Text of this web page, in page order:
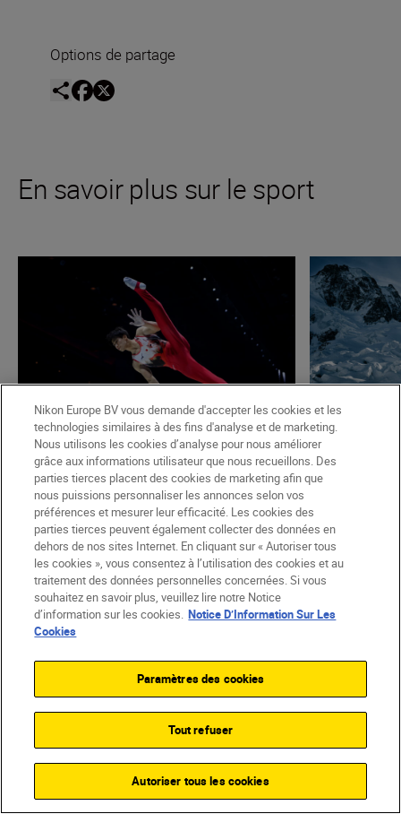
Options de partage
En savoir plus sur le sport
Nikon Team • 7 min de lecture
Sport et action
Vous voulez devenir
photographe sportif ?
EN SAVOIR PLUS
Aurelie
•
•
Aurélie
de
des
EN
En savoir plus sur le sport
et l’action
Nikon Europe BV vous demande d'accepter les cookies et les
technologies similaires à des fins d'analyse et de marketing.
Nous utilisons les cookies d’analyse pour nous améliorer
grâce aux informations utilisateur que nous recueillons. Des
parties tierces placent des cookies de marketing afin que
nous puissions personnaliser les annonces selon vos
préférences et mesurer leur efficacité. Les cookies des
parties tierces peuvent également collecter des données en
dehors de nos sites Internet. En cliquant sur « Autoriser tous
les cookies », vous consentez à l’utilisation des cookies et au
traitement des données personnelles concernées. Si vous
souhaitez en savoir plus, veuillez lire notre Notice
d’information sur les cookies. Notice D’Information Sur Les
Cookies
Paramètres des cookies
Tout refuser
Autoriser tous les cookies